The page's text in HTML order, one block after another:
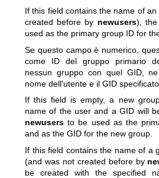
If this field contains the name of
created before by newusers), the
used as the primary group ID for
Se questo campo è numerico,
come ID del gruppo primario
nessun gruppo con quel GID,
nome dell'utente e il GID specificato.
If this field is empty, a new
name of the user and a GID will
newusers to be used as the
and as the GID for the new group.
If this field contains the name of a
(and was not created before by
be created with the specified